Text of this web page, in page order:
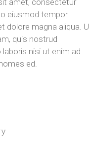
amet, consectetur
eiusmod tempor
dolore magna aliqua.
quis nostrud
nisi ut enim ad
ed.